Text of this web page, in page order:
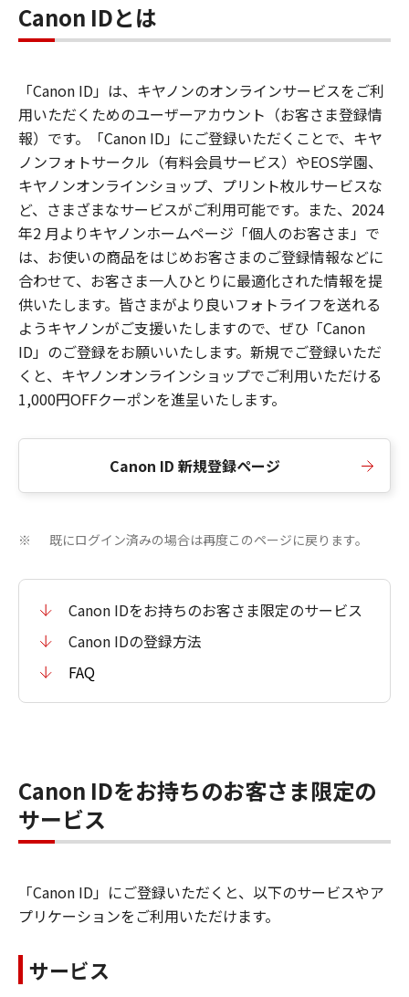
Canon IDとは
「Canon ID」は、キヤノンのオンラインサービスをご利
用いただくためのユーザーアカウント（お客さま登録情
報）です。「Canon ID」にご登録いただくことで、キヤ
ノンフォトサークル（有料会員サービス）やEOS学園、
キヤノンオンラインショップ、プリント枚ルサービスな
ど、さまざまなサービスがご利用可能です。また、2024
年2 月よりキヤノンホームページ「個人のお客さま」で
は、お使いの商品をはじめお客さまのご登録情報などに
合わせて、お客さま一人ひとりに最適化された情報を提
供いたします。皆さまがより良いフォトライフを送れる
ようキヤノンがご支援いたしますので、ぜひ「Canon
ID」のご登録をお願いいたします。新規でご登録いただ
くと、キヤノンオンラインショップでご利用いただける
1,000円OFFクーポンを進呈いたします。
Canon ID 新規登録ページ
※ 既にログイン済みの場合は再度このページに戻ります。
Canon IDをお持ちのお客さま限定のサービス
Canon IDの登録方法
FAQ
Canon IDをお持ちのお客さま限定の
サービス
「Canon ID」にご登録いただくと、以下のサービスやア
プリケーションをご利用いただけます。
サービス